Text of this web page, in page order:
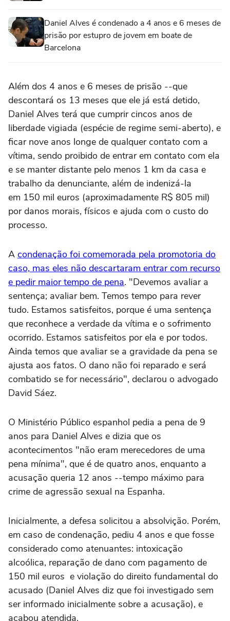
Daniel Alves é condenado a 4 anos e 6 meses de
prisão por estupro de jovem em boate de
Barcelona
Além dos 4 anos e 6 meses de prisão --que
descontará os 13 meses que ele já está detido,
Daniel Alves terá que cumprir cincos anos de
liberdade vigiada (espécie de regime semi-aberto), e
ficar nove anos longe de qualquer contato com a
vítima, sendo proibido de entrar em contato com ela
e se manter distante pelo menos 1 km da casa e
trabalho da denunciante, além de indenizá-la
em 150 mil euros (aproximadamente R$ 805 mil)
por danos morais, físicos e ajuda com o custo do
processo.
A condenação foi comemorada pela promotoria do
caso, mas eles não descartaram entrar com recurso
e pedir maior tempo de pena. "Devemos avaliar a
sentença; avaliar bem. Temos tempo para rever
tudo. Estamos satisfeitos, porque é uma sentença
que reconhece a verdade da vítima e o sofrimento
ocorrido. Estamos satisfeitos por ela e por todos.
Ainda temos que avaliar se a gravidade da pena se
ajusta aos fatos. O dano não foi reparado e será
combatido se for necessário", declarou o advogado
David Sáez.
O Ministério Público espanhol pedia a pena de 9
anos para Daniel Alves e dizia que os
acontecimentos "não eram merecedores de uma
pena mínima", que é de quatro anos, enquanto a
acusação queria 12 anos --tempo máximo para
crime de agressão sexual na Espanha.
Inicialmente, a defesa solicitou a absolvição. Porém,
em caso de condenação, pediu 4 anos e que fosse
considerado como atenuantes: intoxicação
alcoólica, reparação de dano com pagamento de
150 mil euros e violação do direito fundamental do
acusado (Daniel Alves diz que foi investigado sem
ser informado inicialmente sobre a acusação), e
acabou atendida.